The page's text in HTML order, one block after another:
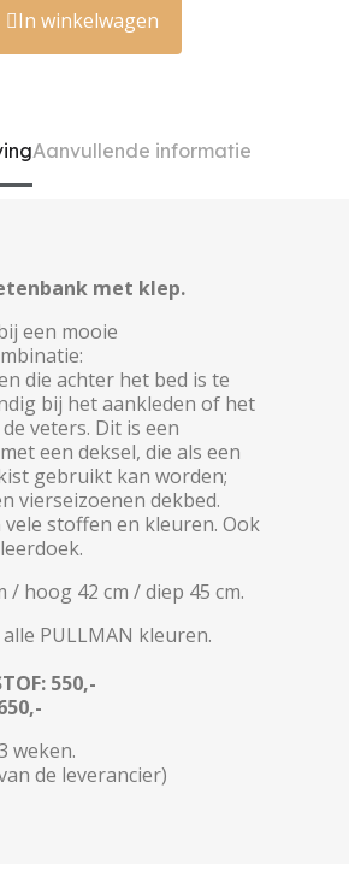
In winkelwagen
Aanvullende informatie
met klep.
een mooie
die achter het bed is te
bij het aankleden of het
veters. Dit is een
een deksel, die als een
gebruikt kan worden;
vierseizoenen dekbed.
stoffen en kleuren. Ook
/ hoog 42 cm / diep 45 cm.
PULLMAN kleuren.
550,-
weken.
de leverancier)